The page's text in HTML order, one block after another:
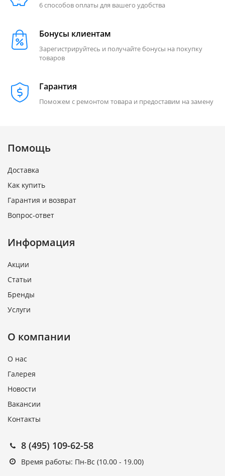
6 способов оплаты для вашего удобства
Бонусы клиентам
Зарегистрируйтесь и получайте бонусы на покупку
товаров
Гарантия
Поможем с ремонтом товара и предоставим на замену
Помощь
Доставка
Как купить
Гарантия и возврат
Вопрос-ответ
Информация
Акции
Статьи
Бренды
Услуги
О компании
О нас
Галерея
Новости
Вакансии
Контакты
8 (495) 109-62-58
Время работы: Пн-Вс (10.00 - 19.00)